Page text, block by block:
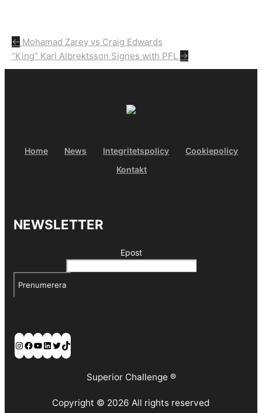
Inläggsnavigering
← Mohamad Zarey vs Craig Edwards
“King” Karl Albrektsson Signes with PFL →
Home News Integritetspolicy
Cookiepolicy
Kontakt
NEWSLETTER
Epost
Prenumerera
Instagram
Facebook
YouTube
LinkedIn
Twitter
TikTok
Superior Challenge ®
Copyright © 2026 All rights reserved